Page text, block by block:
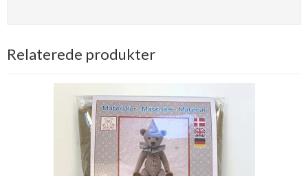
Relaterede produkter